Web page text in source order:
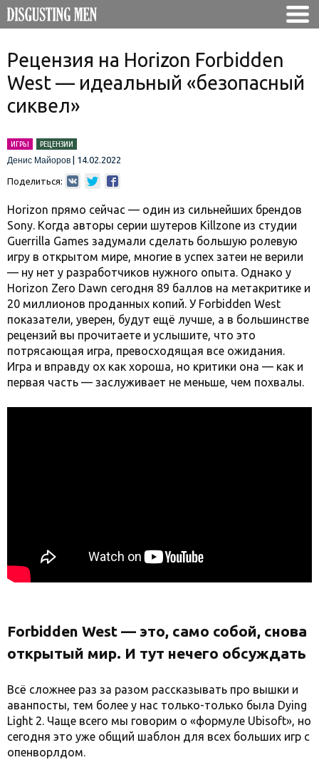
Рецензия на Horizon Forbidden
West — идеальный «безопасный
сиквел»
ИГРЫ
РЕЦЕНЗИИ
Денис Майоров
14.02.2022
Поделиться:
Horizon прямо сейчас — один из сильнейших брендов
Sony. Когда авторы серии шутеров Killzone из студии
Guerrilla Games задумали сделать большую ролевую
игру в открытом мире, многие в успех затеи не верили
— ну нет у разработчиков нужного опыта. Однако у
Horizon Zero Dawn сегодня 89 баллов на метакритике и
20 миллионов проданных копий. У Forbidden West
показатели, уверен, будут ещё лучше, а в большинстве
рецензий вы прочитаете и услышите, что это
потрясающая игра, превосходящая все ожидания.
Игра и вправду ох как хороша, но критики она — как и
первая часть — заслуживает не меньше, чем похвалы.
Forbidden West — это, само собой, снова
открытый мир. И тут нечего обсуждать
Всё сложнее раз за разом рассказывать про вышки и
аванпосты, тем более у нас только-только была Dying
Light 2. Чаще всего мы говорим о «формуле Ubisoft», но
сегодня это уже общий шаблон для всех больших игр с
опенворлдом.